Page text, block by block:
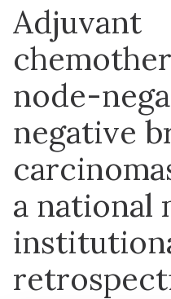
Adjuvant
node-
negative
a national